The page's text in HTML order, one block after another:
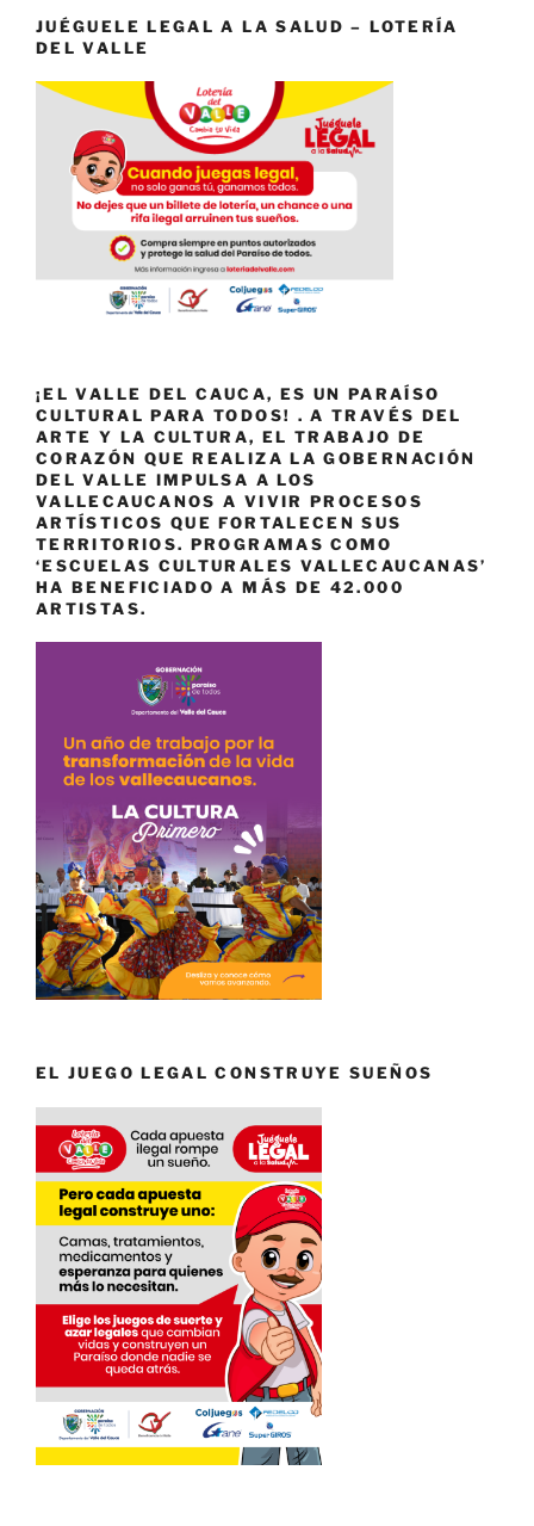
JUÉGUELE LEGAL A LA SALUD – LOTERÍA
DEL VALLE
¡EL VALLE DEL CAUCA, ES UN PARAÍSO
CULTURAL PARA TODOS! . A TRAVÉS DEL
ARTE Y LA CULTURA, EL TRABAJO DE
CORAZÓN QUE REALIZA LA GOBERNACIÓN
DEL VALLE IMPULSA A LOS
VALLECAUCANOS A VIVIR PROCESOS
ARTÍSTICOS QUE FORTALECEN SUS
TERRITORIOS. PROGRAMAS COMO
‘ESCUELAS CULTURALES VALLECAUCANAS’
HA BENEFICIADO A MÁS DE 42.000
ARTISTAS.
EL JUEGO LEGAL CONSTRUYE SUEÑOS